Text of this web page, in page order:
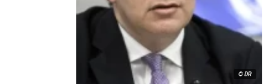
© DR